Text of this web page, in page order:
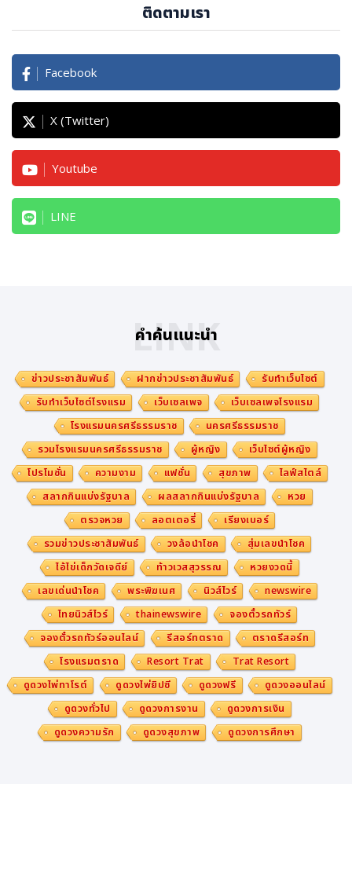
ติดตามเรา
Facebook
X (Twitter)
Youtube
LINE
คำค้นแนะนำ
LINK
ข่าวประชาสัมพันธ์ ฝากข่าวประชาสัมพันธ์
รับทำเว็บไซต์
รับทำเว็บไซต์โรงแรม
เว็บเซลเพจ
เว็บเซลเพจโรงแรม
โรงแรมนครศรีธรรมราช
นครศรีธรรมราช
รวมโรงแรมนครศรีธรรมราช
ผู้หญิง
เว็บไซต์ผู้หญิง
โปรโมชั่น
ความงาม แฟชั่น สุขภาพ
ไลฟ์สไตล์
สลากกินแบ่งรัฐบาล
ผลสลากกินแบ่งรัฐบาล
หวย
ตรวจหวย
ลอตเตอรี่
เรียงเบอร์
รวมข่าวประชาสัมพันธ์
วงล้อนำโชค
สุ่มเลขนำโชค
ไอ้ไข่เด็กวัดเจดีย์
ท้าวเวสสุวรรณ
หวยงวดนี้
เลขเด่นนำโชค
พระพิฆเนศ นิวส์ไวร์
newswire
ไทยนิวส์ไวร์
thainewswire
จองตั๋วรถทัวร์
จองตั๋วรถทัวร์ออนไลน์
รีสอร์ทตราด
ตราดรีสอร์ท
โรงแรมตราด
Resort Trat
Trat Resort
ดูดวงไพ่ทาโรต์
ดูดวงไพ่ยิปซี ดูดวงฟรี
ดูดวงออนไลน์
ดูดวงทั่วไป
ดูดวงการงาน
ดูดวงการเงิน
ดูดวงความรัก
ดูดวงสุขภาพ ดูดวงการศึกษา